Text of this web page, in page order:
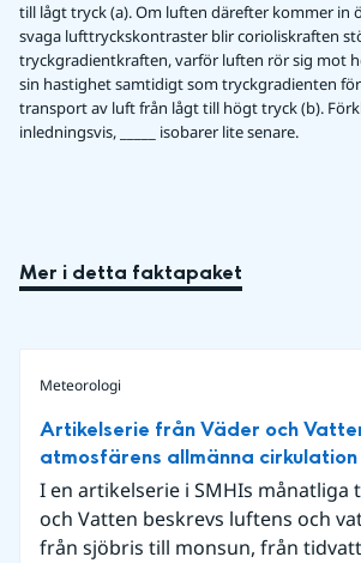
till lågt tryck (a). Om luften därefter kommer in
svaga lufttryckskontraster blir corioliskraften
tryckgradientkraften, varför luften rör sig mot
sin hastighet samtidigt som tryckgradienten
transport av luft från lågt till högt tryck (b).
inledningsvis, _____ isobarer lite senare.
Mer i detta faktapaket
Meteorologi
Artikelserie från Väder och
atmosfärens allmänna cirkulation
I en artikelserie i SMHIs månatliga
och Vatten beskrevs luftens och
från sjöbris till monsun, från